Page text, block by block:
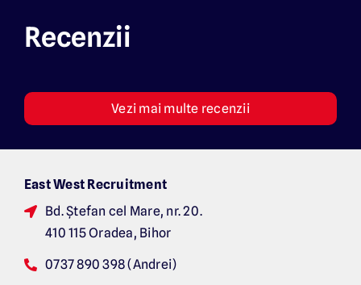
Recenzii
Vezi mai multe recenzii
East West Recruitment
Bd. Ștefan cel Mare, nr. 20.
410 115 Oradea, Bihor
0737 890 398 (Andrei)